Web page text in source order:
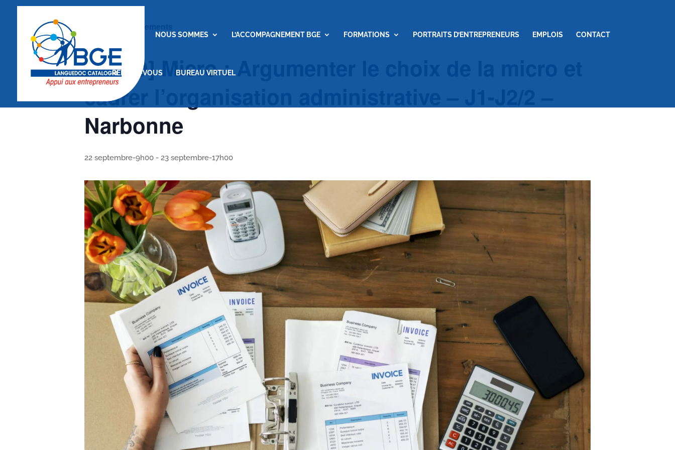
NOUS SOMMES L’ACCOMPAGNEMENT BGE FORMATIONS PORTRAITS D’ENTREPRENEURS EMPLOIS CONTACT
RENDEZ-VOUS BUREAU VIRTUEL
[VISIO] Micro : Argumenter le choix de la micro et
cadrer l’organisation administrative – J1-J2/2 –
Narbonne
22 septembre-9h00 - 23 septembre-17h00